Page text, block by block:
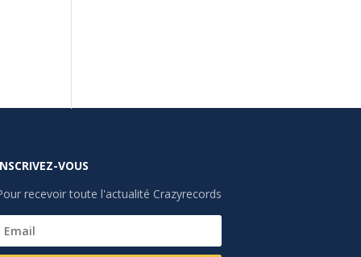
VOUS
recevoir toute l'actualité Crazyrecords